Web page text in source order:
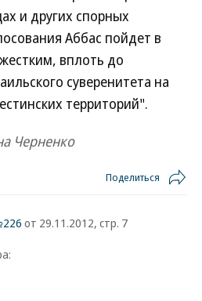
и других спорных
Аббас пойдет в
вплоть до
суверенитета на
территорий".
Черненко
Поделиться
от 29.11.2012, стр. 7